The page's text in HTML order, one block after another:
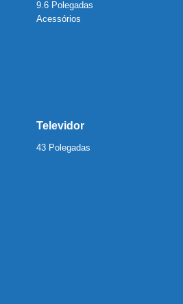
9.6 Polegadas
Acessórios
Televidor
43 Polegadas